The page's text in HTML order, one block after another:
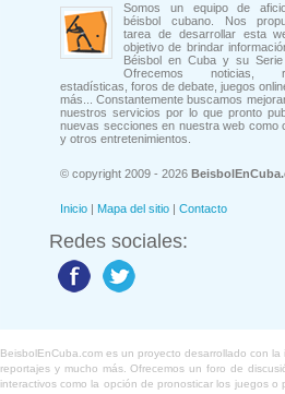
Somos un equipo de
béisbol cubano. Nos
tarea de desarrollar esta
objetivo de brindar
Béisbol en Cuba y su Serie
Ofrecemos noticias,
estadísticas, foros de debate, juegos
más... Constantemente buscamos
nuestros servicios por lo que pronto
nuevas secciones en nuestra web como
y otros entretenimientos.
© copyright 2009 - 2026
Inicio | Mapa del sitio | Contacto
Redes sociales:
BeisbolEnCuba.com es un proyecto desarrollado con
reportajes y mucho más. Ofrecemos un foro de
interactivos como la opción de pronosticar los juegos